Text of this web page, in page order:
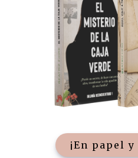
¡En papel